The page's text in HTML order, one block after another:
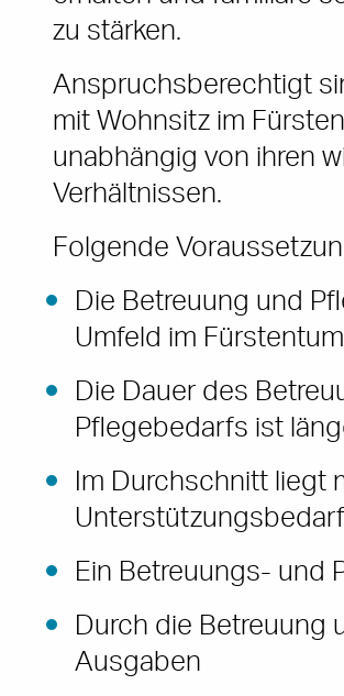
zu stärken.
Anspruchsberechtigt
mit Wohnsitz im
unabhängig von ihren
Verhältnissen.
Folgende
Die Betreuung und
Umfeld im
Die Dauer des
Pflegebedarfs ist
Im Durchschnitt liegt
Ein Betreuungs- und
Durch die
Ausgaben